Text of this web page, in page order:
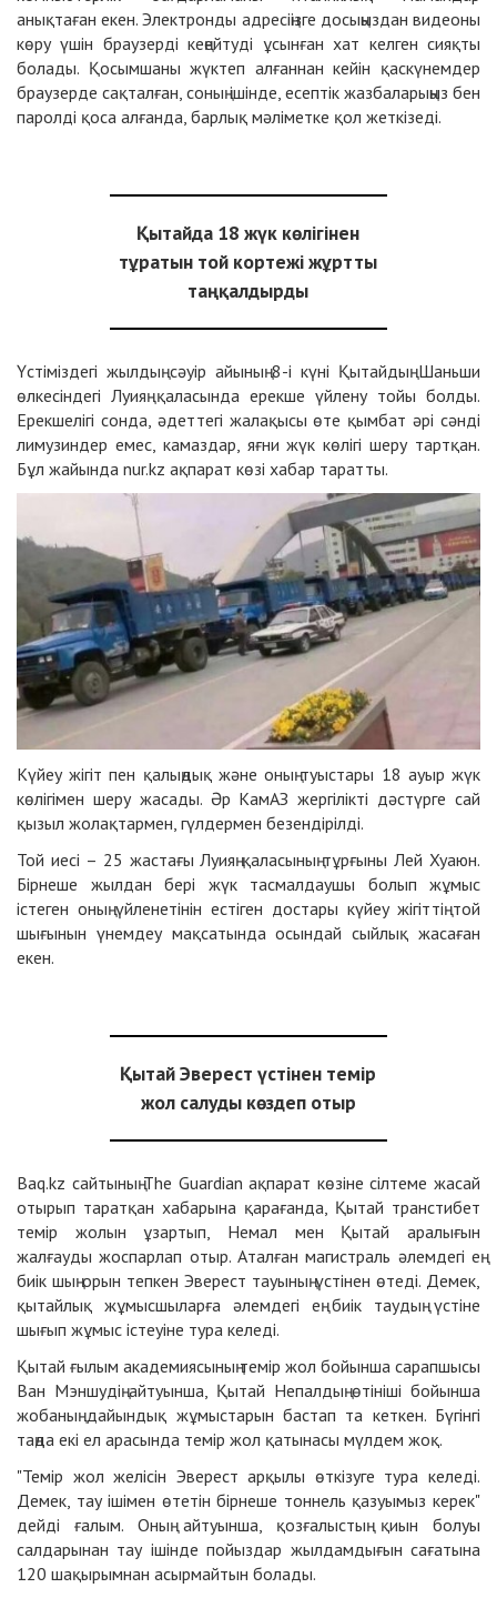
анықтаған екен. Электронды адресіңізге досыңыздан видеоны
көру үшін браузерді кеңейтуді ұсынған хат келген сияқты
болады. Қосымшаны жүктеп алғаннан кейін қаскүнемдер
браузерде сақталған, соның ішінде, есептік жазбаларыңыз бен
паролді қоса алғанда, барлық мәліметке қол жеткізеді.
Қытайда 18 жүк көлігінен
тұратын той кортежі жұртты
таңқалдырды
Үстіміздегі жылдың сәуір айының 8-і күні Қытайдың Шаньши
өлкесіндегі Луияң қаласында ерекше үйлену тойы болды.
Ерекшелігі сонда, әдеттегі жалақысы өте қымбат әрі сәнді
лимузиндер емес, камаздар, яғни жүк көлігі шеру тартқан.
Бұл жайында nur.kz ақпарат көзі хабар таратты.
Күйеу жігіт пен қалыңдық және оның туыстары 18 ауыр жүк
көлігімен шеру жасады. Әр КамАЗ жергілікті дәстүрге сай
қызыл жолақтармен, гүлдермен безендірілді.
Той иесі – 25 жастағы Луияң қаласының тұрғыны Лей Хуаюн.
Бірнеше жылдан бері жүк тасмалдаушы болып жұмыс
істеген оның үйленетінін естіген достары күйеу жігіттің той
шығынын үнемдеу мақсатында осындай сыйлық жасаған
екен.
Қытай Эверест үстінен темір
жол салуды көздеп отыр
Baq.kz сайтының The Guardian ақпарат көзіне сілтеме жасай
отырып таратқан хабарына қарағанда, Қытай транстибет
темір жолын ұзартып, Немал мен Қытай аралығын
жалғауды жоспарлап отыр. Аталған магистраль әлемдегі ең
биік шың орын тепкен Эверест тауының үстінен өтеді. Демек,
қытайлық жұмысшыларға әлемдегі ең биік таудың үстіне
шығып жұмыс істеуіне тура келеді.
Қытай ғылым академиясының темір жол бойынша сарапшысы
Ван Мэншудің айтуынша, Қытай Непалдың өтініші бойынша
жобаның дайындық жұмыстарын бастап та кеткен. Бүгінгі
таңда екі ел арасында темір жол қатынасы мүлдем жоқ.
"Темір жол желісін Эверест арқылы өткізуге тура келеді.
Демек, тау ішімен өтетін бірнеше тоннель қазуымыз керек"
дейді ғалым. Оның айтуынша, қозғалыстың қиын болуы
салдарынан тау ішінде пойыздар жылдамдығын сағатына
120 шақырымнан асырмайтын болады.